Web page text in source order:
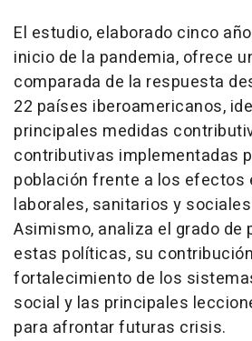
El estudio, elaborado cinco
inicio de la pandemia, ofrece
comparada de la respuesta
22 países iberoamericanos,
principales medidas
contributivas implementadas
población frente a los efectos
laborales, sanitarios y
Asimismo, analiza el grado de
estas políticas, su
fortalecimiento de los
social y las principales
para afrontar futuras crisis.